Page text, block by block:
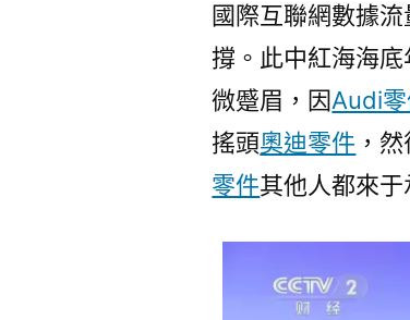
國際互聯網數據
撐。此中紅海海
微蹙眉，因Audi
搖頭奧迪零件 ，
零件其他人都來